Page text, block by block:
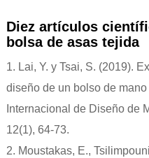
Diez artículos
bolsa de asas tejida
1. Lai, Y. y Tsai, S. (2019).
diseño de un bolso de
Internacional de Diseño de
12(1), 64-73.
2. Moustakas, E.,